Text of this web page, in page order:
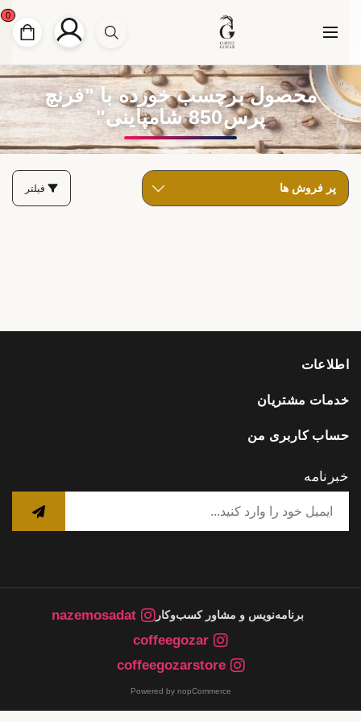
0
محصول برچسب خورده با "فرنچ
پرس850 شامپاینی"
فیلتر
اطلاعات
خدمات مشتریان
حساب کاربری من
خبرنامه
برنامه‌نویس و مشاور کسب‌وکار
nazemosadat
coffeegozar
coffeegozarstore
Powered by nopCommerce